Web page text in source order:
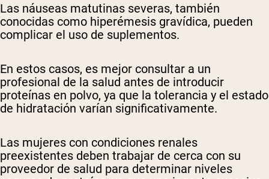
Las náuseas matutinas severas, también
conocidas como hiperémesis gravídica, pueden
complicar el uso de suplementos.
En estos casos, es mejor consultar a un
profesional de la salud antes de introducir
proteínas en polvo, ya que la tolerancia y el estado
de hidratación varían significativamente.
Las mujeres con condiciones renales
preexistentes deben trabajar de cerca con su
proveedor de salud para determinar niveles